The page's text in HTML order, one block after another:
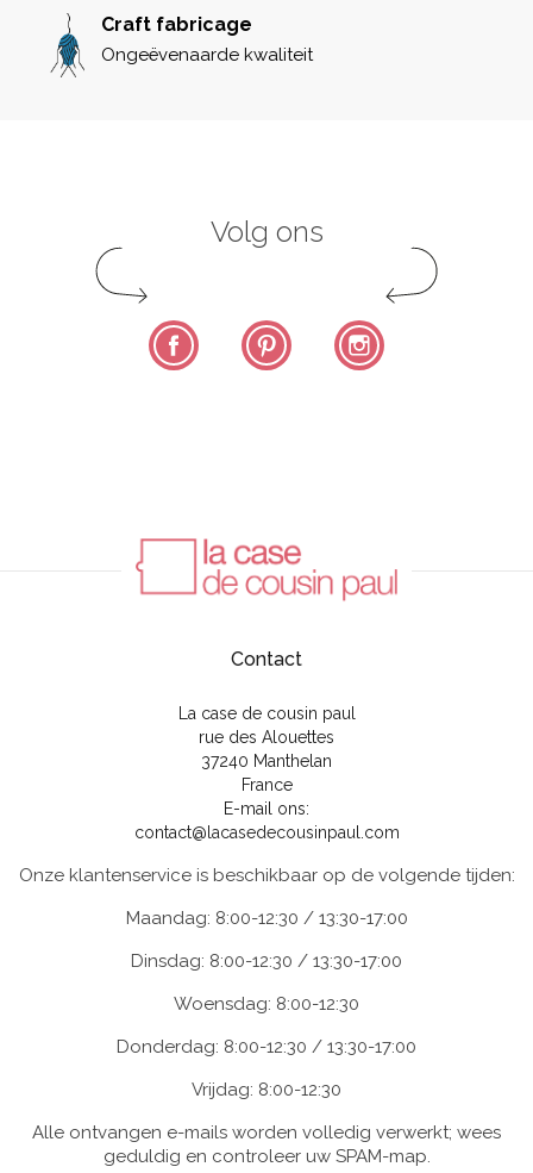
Craft fabricage
Ongeëvenaarde kwaliteit
Volg ons
Facebook Pinterest
Contact
La case de cousin paul
rue des Alouettes
37240 Manthelan
France
E-mail ons:
contact@lacasedecousinpaul.com
Onze klantenservice is beschikbaar op de volgende tijden:
Maandag: 8:00-12:30 / 13:30-17:00
Dinsdag: 8:00-12:30 / 13:30-17:00
Woensdag: 8:00-12:30
Donderdag: 8:00-12:30 / 13:30-17:00
Vrijdag: 8:00-12:30
Alle ontvangen e-mails worden volledig verwerkt; wees
geduldig en controleer uw SPAM-map.